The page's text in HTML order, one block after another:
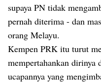
supaya PN tidak
pernah diterima - dan
orang Melayu.
Kempen PRK itu turut
mempertahankan dirinya
ucapannya yang